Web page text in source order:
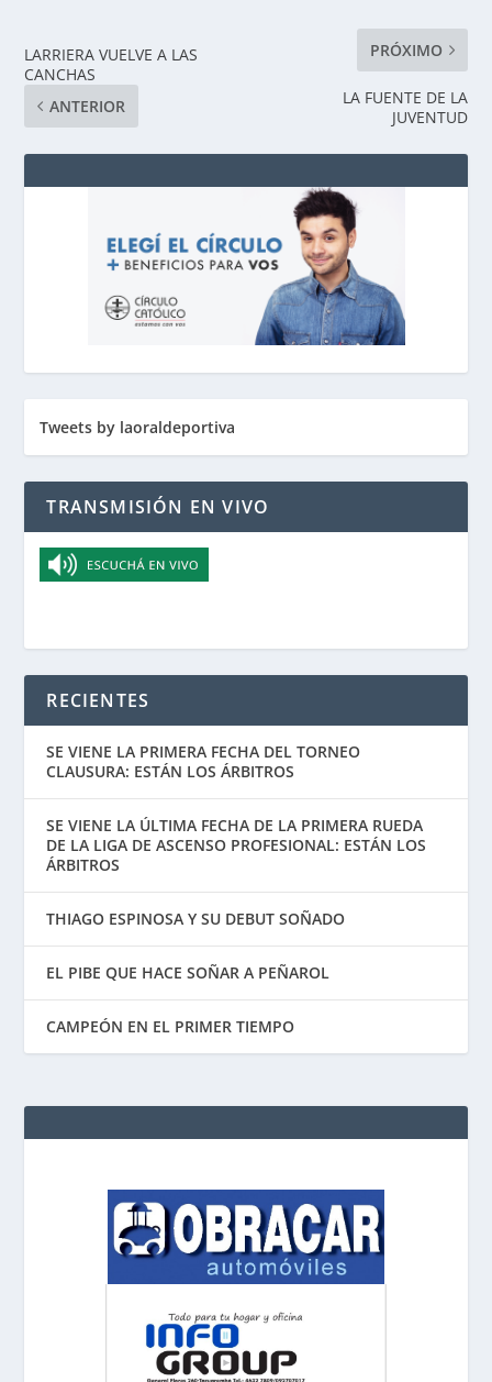
LARRIERA VUELVE A LAS
CANCHAS
ANTERIOR
PRÓXIMO
LA FUENTE DE LA
JUVENTUD
Tweets by laoraldeportiva
TRANSMISIÓN EN VIVO
RECIENTES
SE VIENE LA PRIMERA FECHA DEL TORNEO
CLAUSURA: ESTÁN LOS ÁRBITROS
SE VIENE LA ÚLTIMA FECHA DE LA PRIMERA RUEDA
DE LA LIGA DE ASCENSO PROFESIONAL: ESTÁN LOS
ÁRBITROS
THIAGO ESPINOSA Y SU DEBUT SOÑADO
EL PIBE QUE HACE SOÑAR A PEÑAROL
CAMPEÓN EN EL PRIMER TIEMPO